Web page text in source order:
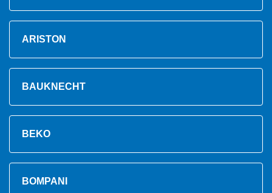
ARISTON
BAUKNECHT
BEKO
BOMPANI